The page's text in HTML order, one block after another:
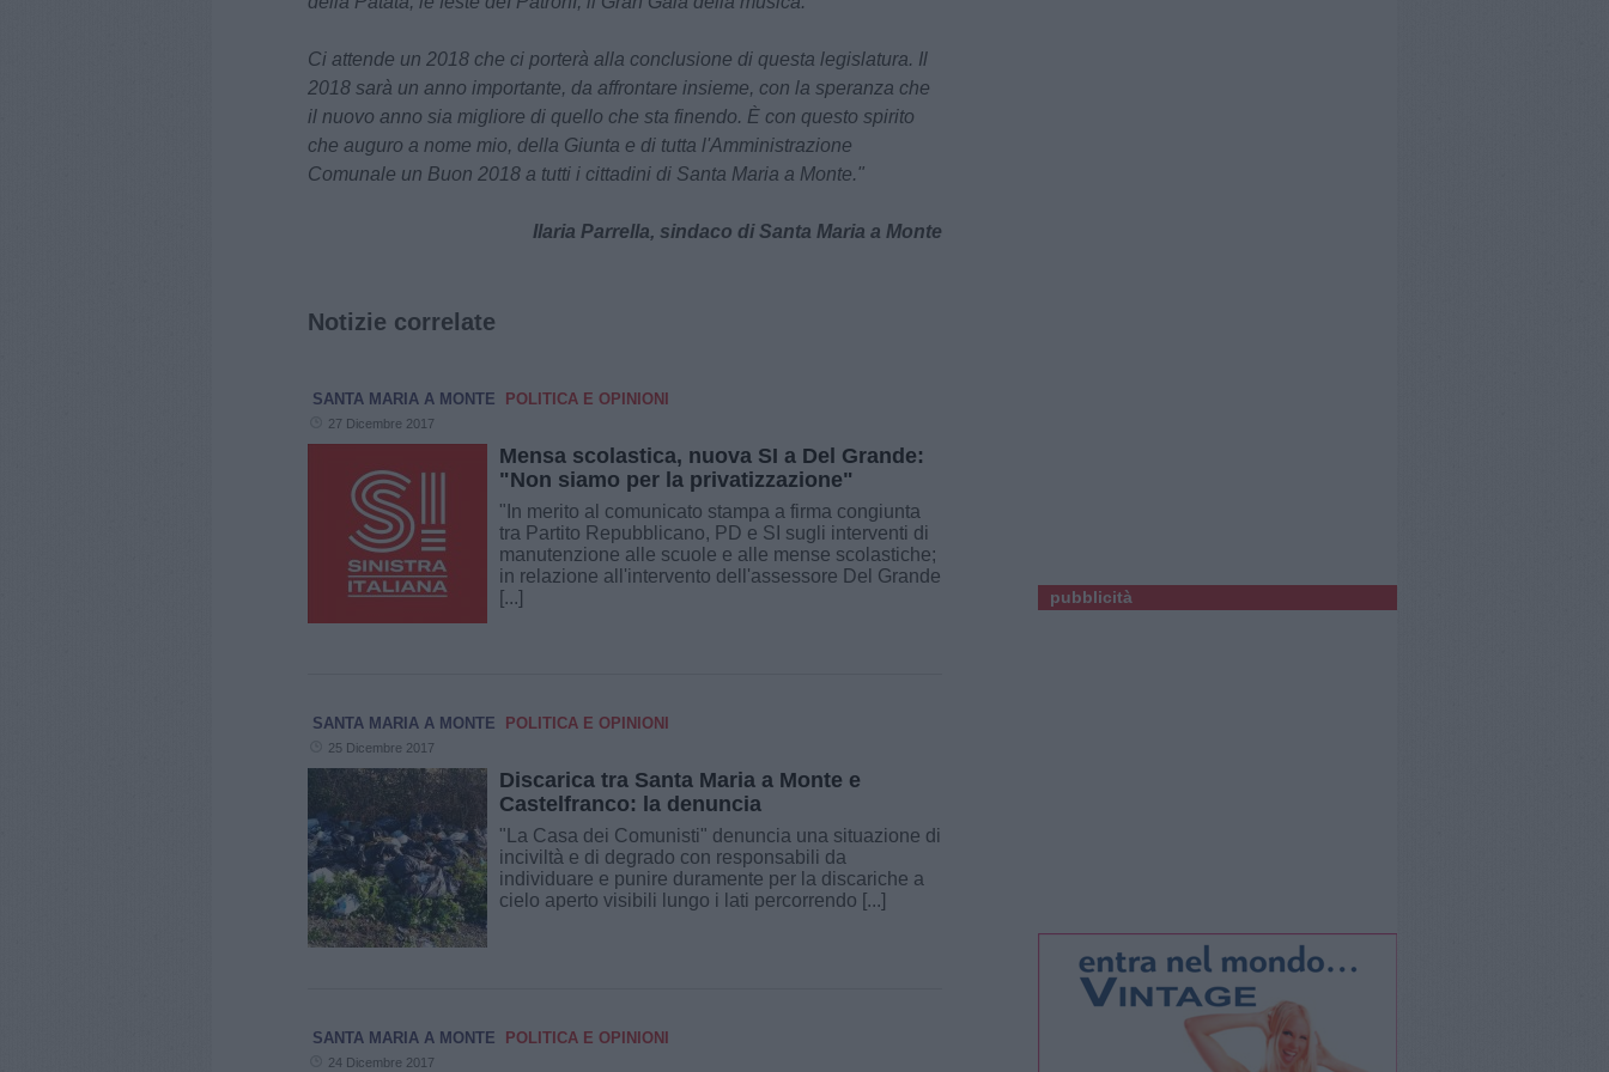
Ci attende un 2018 che ci porterà alla conclusione di questa legislatura. Il
2018 sarà un anno importante, da affrontare insieme, con la speranza che
il nuovo anno sia migliore di quello che sta finendo. È con questo spirito
che auguro a nome mio, della Giunta e di tutta l'Amministrazione
Comunale un Buon 2018 a tutti i cittadini di Santa Maria a Monte."
Ilaria Parrella, sindaco di Santa Maria a Monte
Notizie correlate
SANTA MARIA A MONTE POLITICA E OPINIONI
27 Dicembre 2017
Mensa scolastica, nuova SI a Del Grande:
"Non siamo per la privatizzazione"
"In merito al comunicato stampa a firma congiunta
tra Partito Repubblicano, PD e SI sugli interventi di
manutenzione alle scuole e alle mense scolastiche;
in relazione all'intervento dell'assessore Del Grande
[...]
SANTA MARIA A MONTE POLITICA E OPINIONI
25 Dicembre 2017
Discarica tra Santa Maria a Monte e
Castelfranco: la denuncia
"La Casa dei Comunisti" denuncia una situazione di
inciviltà e di degrado con responsabili da
individuare e punire duramente per la discariche a
cielo aperto visibili lungo i lati percorrendo [...]
SANTA MARIA A MONTE POLITICA E OPINIONI
24 Dicembre 2017
pubblicità